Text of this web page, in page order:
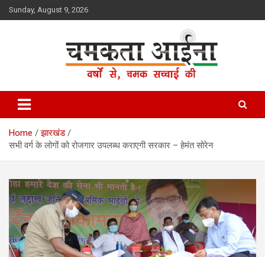
Skip
to
Sunday, August 9, 2026
Chamakta Aina
Home
झारखंड
सभी वर्ग के लोगों को रोजगार उपलब्ध कराएगी सरकार – हेमंत सोरेन